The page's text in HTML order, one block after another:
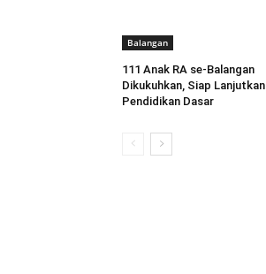
Balangan
111 Anak RA se-Balangan
Dikukuhkan, Siap Lanjutkan
Pendidikan Dasar